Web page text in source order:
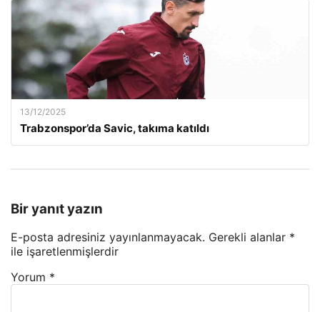
13/12/2025
Trabzonspor’da Savic, takıma katıldı
Bir yanıt yazın
E-posta adresiniz yayınlanmayacak. Gerekli alanlar *
ile işaretlenmişlerdir
Yorum *